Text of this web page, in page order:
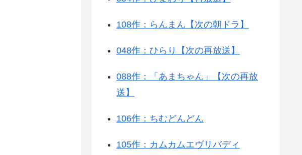
108作：らんまん【次の朝ドラ】
048作：ひらり【次の再放送】
088作：「あまちゃん」【次の再放
送】
106作：ちむどんどん
105作：カムカムエヴリバディ